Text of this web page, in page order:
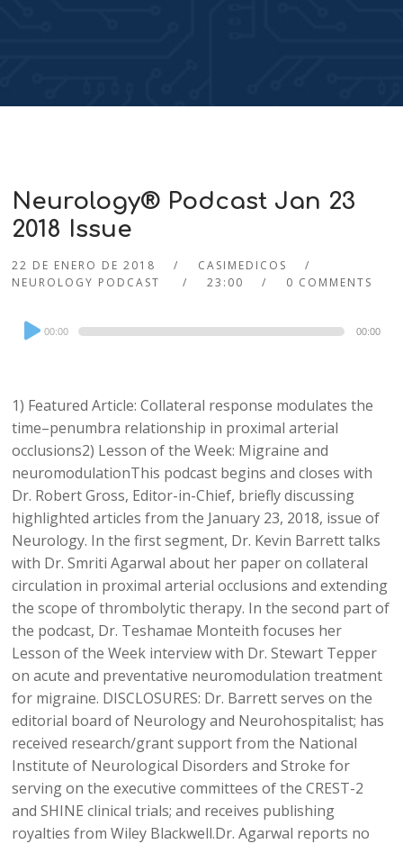
Neurology® Podcast Jan 23
2018 Issue
22 DE ENERO DE 2018
CASIMEDICOS
NEUROLOGY PODCAST
23:00 0 COMMENTS
Audio
Player
00:00 00:00
1) Featured Article: Collateral response modulates the
time–penumbra relationship in proximal arterial
occlusions2) Lesson of the Week: Migraine and
neuromodulationThis podcast begins and closes with
Dr. Robert Gross, Editor-in-Chief, briefly discussing
highlighted articles from the January 23, 2018, issue of
Neurology. In the first segment, Dr. Kevin Barrett talks
with Dr. Smriti Agarwal about her paper on collateral
circulation in proximal arterial occlusions and extending
the scope of thrombolytic therapy. In the second part of
the podcast, Dr. Teshamae Monteith focuses her
Lesson of the Week interview with Dr. Stewart Tepper
on acute and preventative neuromodulation treatment
for migraine. DISCLOSURES: Dr. Barrett serves on the
editorial board of Neurology and Neurohospitalist; has
received research/grant support from the National
Institute of Neurological Disorders and Stroke for
serving on the executive committees of the CREST-2
and SHINE clinical trials; and receives publishing
royalties from Wiley Blackwell.Dr. Agarwal reports no